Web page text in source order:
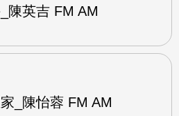
陳英吉 FM AM
_陳怡蓉 FM AM